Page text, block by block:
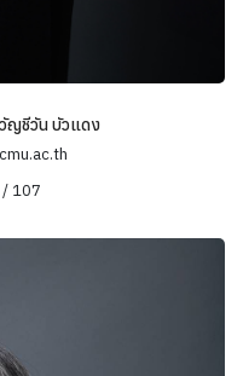
ญชีวัน บัวแดง
107